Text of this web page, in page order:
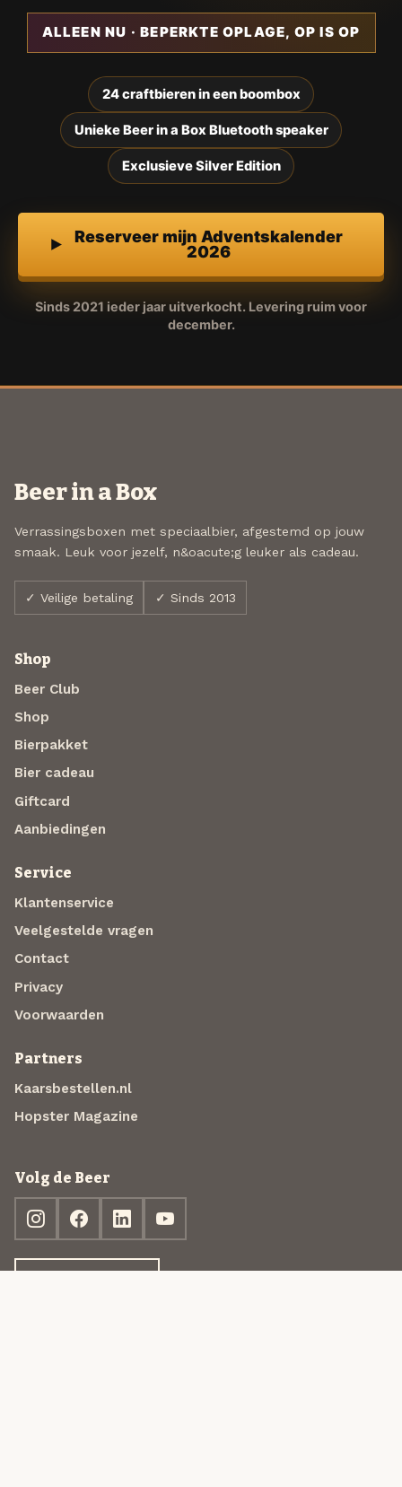
ALLEEN NU · BEPERKTE OPLAGE, OP IS OP
24 craftbieren in een boombox
Unieke Beer in a Box Bluetooth speaker
Exclusieve Silver Edition
Reserveer mijn Adventskalender
2026
Sinds 2021 ieder jaar uitverkocht. Levering ruim voor
december.
Beer in a Box
Verrassingsboxen met speciaalbier, afgestemd op jouw
smaak. Leuk voor jezelf, n&oacute;g leuker als cadeau.
✓ Veilige betaling ✓ Sinds 2013
Shop
Beer Club
Shop
Bierpakket
Bier cadeau
Giftcard
Aanbiedingen
Service
Klantenservice
Veelgestelde vragen
Contact
Privacy
Voorwaarden
Partners
Kaarsbestellen.nl
Hopster Magazine
Volg de Beer